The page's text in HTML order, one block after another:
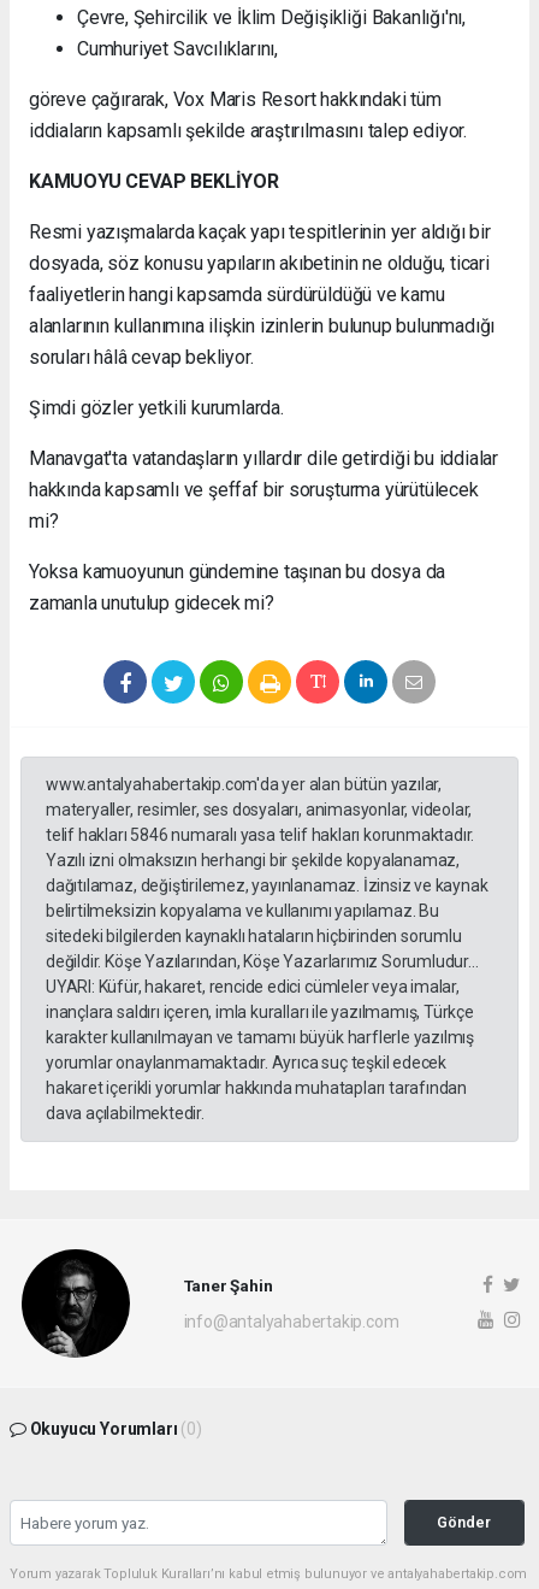
Çevre, Şehircilik ve İklim Değişikliği Bakanlığı'nı,
Cumhuriyet Savcılıklarını,
göreve çağırarak, Vox Maris Resort hakkındaki tüm
iddiaların kapsamlı şekilde araştırılmasını talep ediyor.
KAMUOYU CEVAP BEKLİYOR
Resmi yazışmalarda kaçak yapı tespitlerinin yer aldığı bir
dosyada, söz konusu yapıların akıbetinin ne olduğu, ticari
faaliyetlerin hangi kapsamda sürdürüldüğü ve kamu
alanlarının kullanımına ilişkin izinlerin bulunup bulunmadığı
soruları hâlâ cevap bekliyor.
Şimdi gözler yetkili kurumlarda.
Manavgat'ta vatandaşların yıllardır dile getirdiği bu iddialar
hakkında kapsamlı ve şeffaf bir soruşturma yürütülecek
mi?
Yoksa kamuoyunun gündemine taşınan bu dosya da
zamanla unutulup gidecek mi?
www.antalyahabertakip.com'da yer alan bütün yazılar,
materyaller, resimler, ses dosyaları, animasyonlar, videolar,
telif hakları 5846 numaralı yasa telif hakları korunmaktadır.
Yazılı izni olmaksızın herhangi bir şekilde kopyalanamaz,
dağıtılamaz, değiştirilemez, yayınlanamaz. İzinsiz ve kaynak
belirtilmeksizin kopyalama ve kullanımı yapılamaz. Bu
sitedeki bilgilerden kaynaklı hataların hiçbirinden sorumlu
değildir. Köşe Yazılarından, Köşe Yazarlarımız Sorumludur...
UYARI: Küfür, hakaret, rencide edici cümleler veya imalar,
inançlara saldırı içeren, imla kuralları ile yazılmamış, Türkçe
karakter kullanılmayan ve tamamı büyük harflerle yazılmış
yorumlar onaylanmamaktadır. Ayrıca suç teşkil edecek
hakaret içerikli yorumlar hakkında muhatapları tarafından
dava açılabilmektedir.
Taner Şahin
info@antalyahabertakip.com
Okuyucu Yorumları (0)
Gönder
Yorum yazarak Topluluk Kuralları’nı kabul etmiş bulunuyor ve antalyahabertakip.com